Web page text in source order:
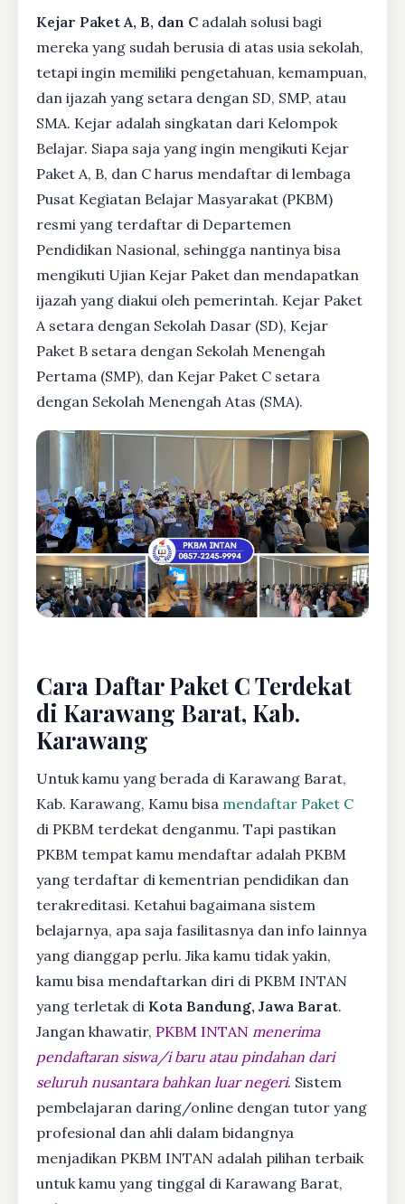
Kejar Paket A, B, dan C adalah solusi bagi
mereka yang sudah berusia di atas usia sekolah,
tetapi ingin memiliki pengetahuan, kemampuan,
dan ijazah yang setara dengan SD, SMP, atau
SMA. Kejar adalah singkatan dari Kelompok
Belajar. Siapa saja yang ingin mengikuti Kejar
Paket A, B, dan C harus mendaftar di lembaga
Pusat Kegiatan Belajar Masyarakat (PKBM)
resmi yang terdaftar di Departemen
Pendidikan Nasional, sehingga nantinya bisa
mengikuti Ujian Kejar Paket dan mendapatkan
ijazah yang diakui oleh pemerintah. Kejar Paket
A setara dengan Sekolah Dasar (SD), Kejar
Paket B setara dengan Sekolah Menengah
Pertama (SMP), dan Kejar Paket C setara
dengan Sekolah Menengah Atas (SMA).
Cara Daftar Paket C Terdekat
di Karawang Barat, Kab.
Karawang
Untuk kamu yang berada di Karawang Barat,
Kab. Karawang, Kamu bisa mendaftar Paket C
di PKBM terdekat denganmu. Tapi pastikan
PKBM tempat kamu mendaftar adalah PKBM
yang terdaftar di kementrian pendidikan dan
terakreditasi. Ketahui bagaimana sistem
belajarnya, apa saja fasilitasnya dan info lainnya
yang dianggap perlu. Jika kamu tidak yakin,
kamu bisa mendaftarkan diri di PKBM INTAN
yang terletak di Kota Bandung, Jawa Barat.
Jangan khawatir, PKBM INTAN menerima
pendaftaran siswa/i baru atau pindahan dari
seluruh nusantara bahkan luar negeri. Sistem
pembelajaran daring/online dengan tutor yang
profesional dan ahli dalam bidangnya
menjadikan PKBM INTAN adalah pilihan terbaik
untuk kamu yang tinggal di Karawang Barat,